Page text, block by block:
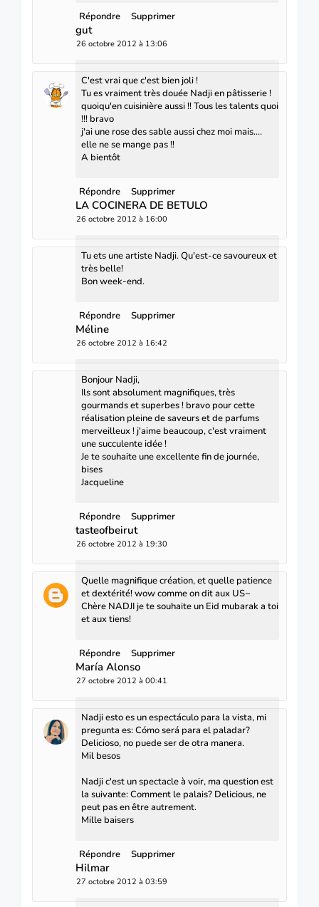
Répondre Supprimer
gut
26 octobre 2012 à 13:06
C'est vrai que c'est bien joli !
Tu es vraiment très douée Nadji en pâtisserie !
quoiqu'en cuisinière aussi !! Tous les talents quoi
!!! bravo
j'ai une rose des sable aussi chez moi mais....
elle ne se mange pas !!
A bientôt
Répondre Supprimer
LA COCINERA DE BETULO
26 octobre 2012 à 16:00
Tu ets une artiste Nadji. Qu'est-ce savoureux et
très belle!
Bon week-end.
Répondre Supprimer
Méline
26 octobre 2012 à 16:42
Bonjour Nadji,
Ils sont absolument magnifiques, très
gourmands et superbes ! bravo pour cette
réalisation pleine de saveurs et de parfums
merveilleux ! j'aime beaucoup, c'est vraiment
une succulente idée !
Je te souhaite une excellente fin de journée,
bises
Jacqueline
Répondre Supprimer
tasteofbeirut
26 octobre 2012 à 19:30
Quelle magnifique création, et quelle patience
et dextérité! wow comme on dit aux US~
Chère NADJI je te souhaite un Eid mubarak a toi
et aux tiens!
Répondre Supprimer
María Alonso
27 octobre 2012 à 00:41
Nadji esto es un espectáculo para la vista, mi
pregunta es: Cómo será para el paladar?
Delicioso, no puede ser de otra manera.
Mil besos
Nadji c'est un spectacle à voir, ma question est
la suivante: Comment le palais? Delicious, ne
peut pas en être autrement.
Mille baisers
Répondre Supprimer
Hilmar
27 octobre 2012 à 03:59